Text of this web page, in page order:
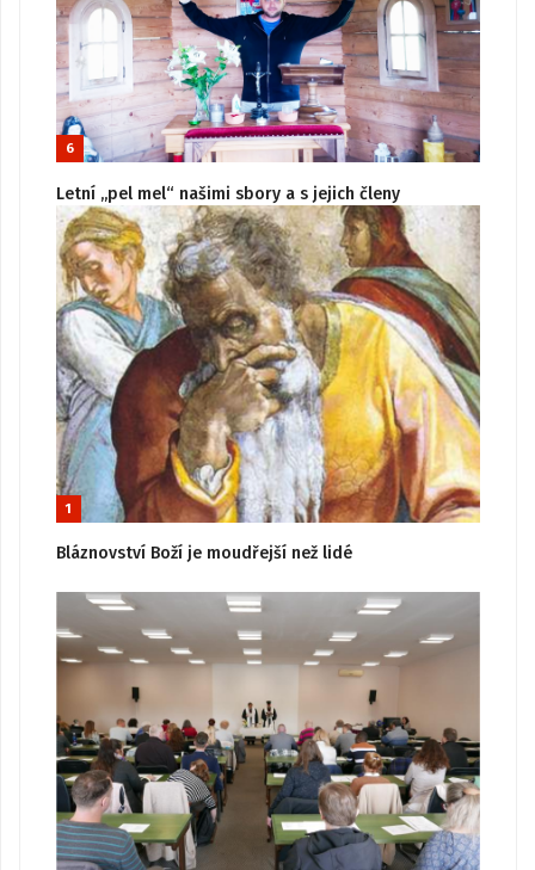
6
Letní „pel mel“ našimi sbory a s jejich členy
1
Bláznovství Boží je moudřejší než lidé